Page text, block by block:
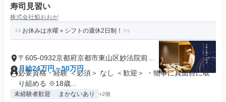
寿司見習い
株式会社鮨おおが
お休みは水曜＋シフトの週休2日制！
〒605-0932京都府京都市東山区妙法院前側
町
月給24万円～50万円
必要資格・経験 ＜必須＞ なし ＜歓迎＞ ・物事に真面目に取
り組める ※18歳...
未経験者歓迎 まかないあり +2個